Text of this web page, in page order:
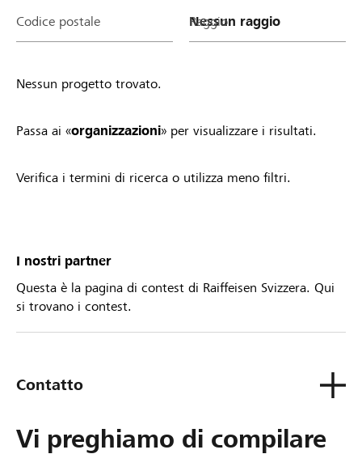
Codice postale Raggio
Nessun progetto trovato.
Passa ai «organizzazioni» per visualizzare i risultati.
Verifica i termini di ricerca o utilizza meno filtri.
I nostri partner
Questa è la pagina di contest di Raiffeisen Svizzera. Qui
si trovano i contest.
Contatto
Vi preghiamo di compilare